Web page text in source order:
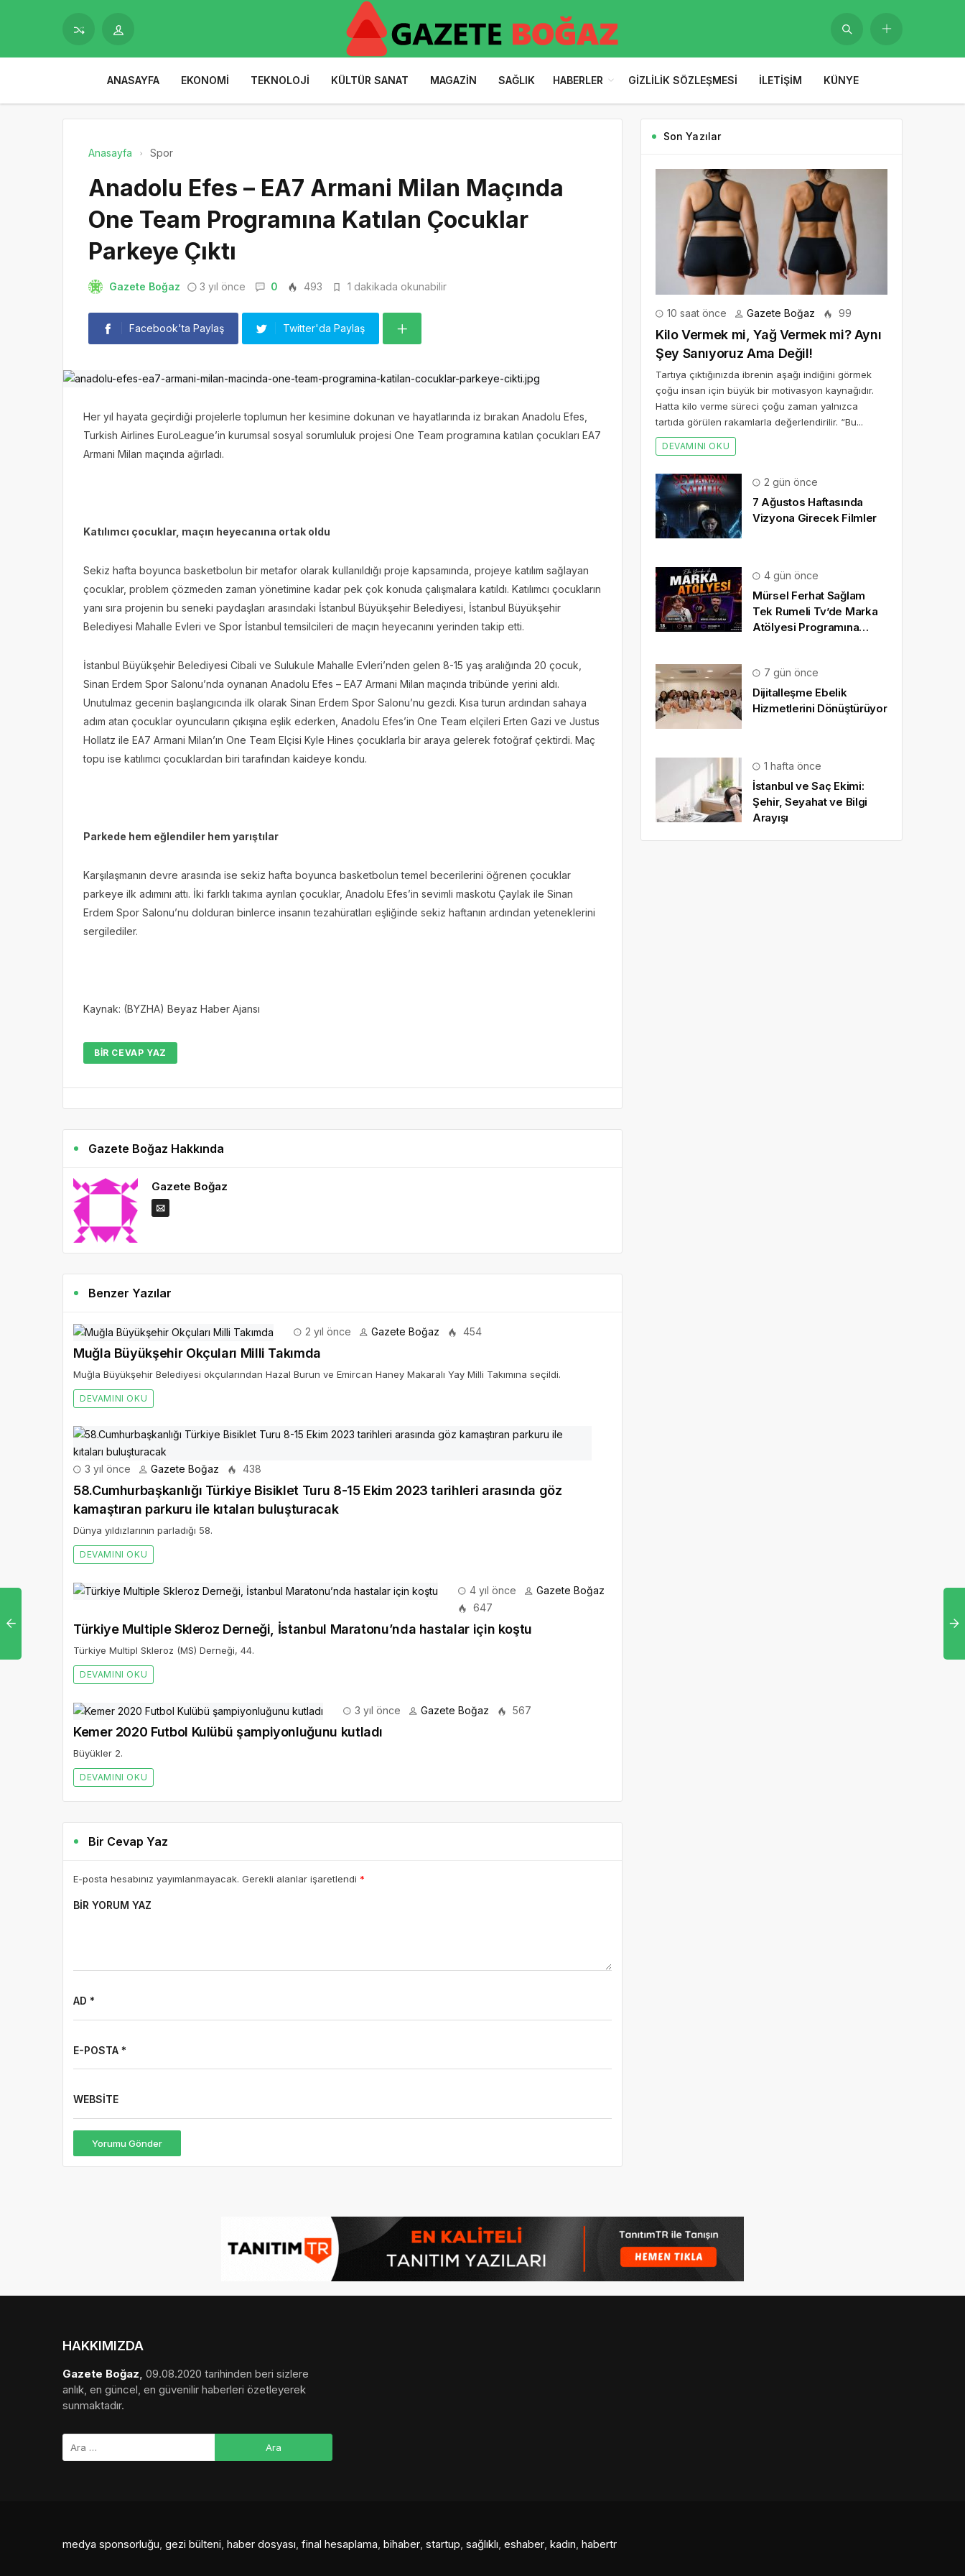
ANASAYFA EKONOMI TEKNOLOJI KÜLTÜR SANAT MAGAZIN SAĞLIK HABERLER GIZLILIK SÖZLEŞMESI İLETIŞIM KÜNYE
Anasayfa Spor
Anadolu Efes – EA7 Armani Milan Maçında
One Team Programına Katılan Çocuklar
Parkeye Çıktı
Gazete Boğaz 3 yıl önce 0 493 1 dakikada okunabilir
Facebook'ta Paylaş Twitter'da Paylaş
Her yıl hayata geçirdiği projelerle toplumun her kesimine dokunan ve hayatlarında iz bırakan Anadolu Efes,
Turkish Airlines EuroLeague’in kurumsal sosyal sorumluluk projesi One Team programına katılan çocukları EA7
Armani Milan maçında ağırladı.
Katılımcı çocuklar, maçın heyecanına ortak oldu
Sekiz hafta boyunca basketbolun bir metafor olarak kullanıldığı proje kapsamında, projeye katılım sağlayan
çocuklar, problem çözmeden zaman yönetimine kadar pek çok konuda çalışmalara katıldı. Katılımcı çocukların
yanı sıra projenin bu seneki paydaşları arasındaki İstanbul Büyükşehir Belediyesi, İstanbul Büyükşehir
Belediyesi Mahalle Evleri ve Spor İstanbul temsilcileri de maçın heyecanını yerinden takip etti.
İstanbul Büyükşehir Belediyesi Cibali ve Sulukule Mahalle Evleri’nden gelen 8-15 yaş aralığında 20 çocuk,
Sinan Erdem Spor Salonu’nda oynanan Anadolu Efes – EA7 Armani Milan maçında tribünde yerini aldı.
Unutulmaz gecenin başlangıcında ilk olarak Sinan Erdem Spor Salonu’nu gezdi. Kısa turun ardından sahaya
adım atan çocuklar oyuncuların çıkışına eşlik ederken, Anadolu Efes’in One Team elçileri Erten Gazi ve Justus
Hollatz ile EA7 Armani Milan’ın One Team Elçisi Kyle Hines çocuklarla bir araya gelerek fotoğraf çektirdi. Maç
topu ise katılımcı çocuklardan biri tarafından kaideye kondu.
Parkede hem eğlendiler hem yarıştılar
Karşılaşmanın devre arasında ise sekiz hafta boyunca basketbolun temel becerilerini öğrenen çocuklar
parkeye ilk adımını attı. İki farklı takıma ayrılan çocuklar, Anadolu Efes’in sevimli maskotu Çaylak ile Sinan
Erdem Spor Salonu’nu dolduran binlerce insanın tezahüratları eşliğinde sekiz haftanın ardından yeteneklerini
sergilediler.
Kaynak: (BYZHA) Beyaz Haber Ajansı
BIR CEVAP YAZ
Gazete Boğaz Hakkında
Gazete Boğaz
Benzer Yazılar
2 yıl önce Gazete Boğaz 454
Muğla Büyükşehir Okçuları Milli Takımda
Muğla Büyükşehir Belediyesi okçularından Hazal Burun ve Emircan Haney Makaralı Yay Milli Takımına seçildi.
DEVAMINI OKU
3 yıl önce Gazete Boğaz 438
58.Cumhurbaşkanlığı Türkiye Bisiklet Turu 8-15 Ekim 2023 tarihleri arasında göz
kamaştıran parkuru ile kıtaları buluşturacak
Dünya yıldızlarının parladığı 58.
DEVAMINI OKU
4 yıl önce
Gazete Boğaz
647
Türkiye Multiple Skleroz Derneği, İstanbul Maratonu’nda hastalar için koştu
Türkiye Multipl Skleroz (MS) Derneği, 44.
DEVAMINI OKU
3 yıl önce Gazete Boğaz 567
Kemer 2020 Futbol Kulübü şampiyonluğunu kutladı
Büyükler 2.
DEVAMINI OKU
Bir Cevap Yaz
E-posta hesabınız yayımlanmayacak. Gerekli alanlar işaretlendi *
BIR YORUM YAZ
AD *
E-POSTA *
WEBSITE
Yorumu Gönder
Son Yazılar
10 saat önce Gazete Boğaz 99
Kilo Vermek mi, Yağ Vermek mi? Aynı
Şey Sanıyoruz Ama Değil!
Tartıya çıktığınızda ibrenin aşağı indiğini görmek
çoğu insan için büyük bir motivasyon kaynağıdır.
Hatta kilo verme süreci çoğu zaman yalnızca
tartıda görülen rakamlarla değerlendirilir. “Bu...
DEVAMINI OKU
2 gün önce
7 Ağustos Haftasında
Vizyona Girecek Filmler
4 gün önce
Mürsel Ferhat Sağlam
Tek Rumeli Tv’de Marka
Atölyesi Programına
7 gün önce
Dijitalleşme Ebelik
Hizmetlerini Dönüştürüyor
1 hafta önce
İstanbul ve Saç Ekimi:
Şehir, Seyahat ve Bilgi
Arayışı
HAKKIMIZDA
Gazete Boğaz, 09.08.2020 tarihinden beri sizlere
anlık, en güncel, en güvenilir haberleri özetleyerek
sunmaktadır.
medya sponsorluğu, gezi bülteni, haber dosyası, final hesaplama, bihaber, startup, sağlıklı, eshaber, kadın, habertr